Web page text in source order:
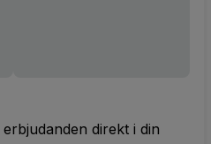
direkt i din